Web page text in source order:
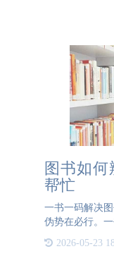
图书如
帮忙
一书一码解决
伪势在必行。
籍，并且可以
2026-05-23